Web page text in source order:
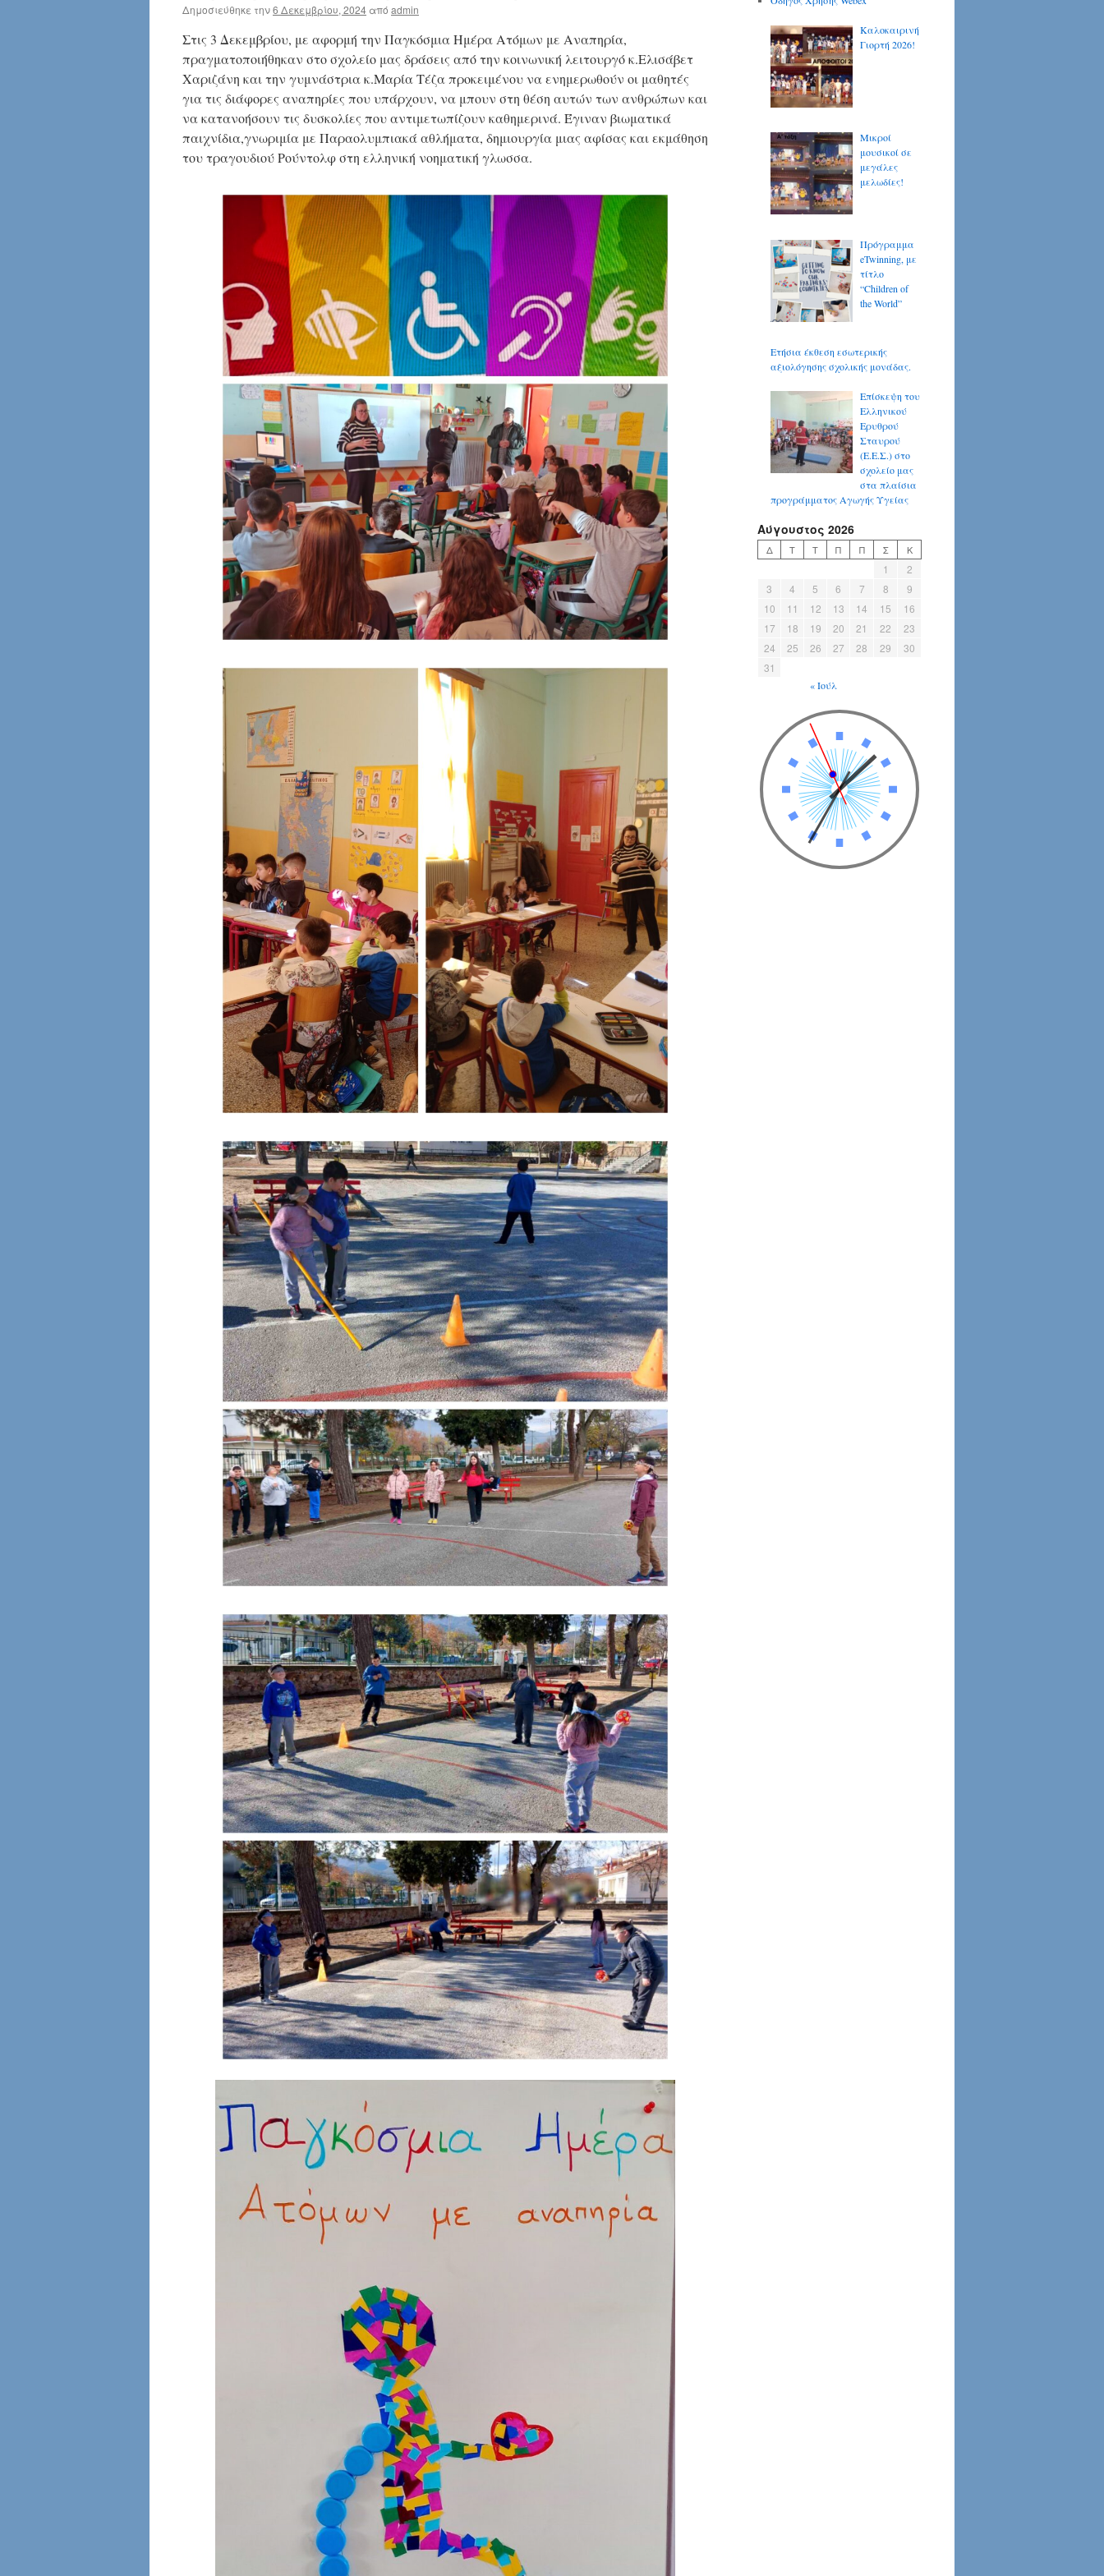
Δημοσιεύθηκε την6 Δεκεμβρίου, 2024 από admin
Στις 3 Δεκεμβρίου, με αφορμή την Παγκόσμια Ημέρα Ατόμων με Αναπηρία,
πραγματοποιήθηκαν στο σχολείο μας δράσεις από την κοινωνική λειτουργό κ.Ελισάβετ
Χαριζάνη και την γυμνάστρια κ.Μαρία Τέζα προκειμένου να ενημερωθούν οι μαθητές
για τις διάφορες αναπηρίες που υπάρχουν, να μπουν στη θέση αυτών των ανθρώπων και
να κατανοήσουν τις δυσκολίες που αντιμετωπίζουν καθημερινά. Έγιναν βιωματικά
παιχνίδια,γνωριμία με Παραολυμπιακά αθλήματα, δημιουργία μιας αφίσας και εκμάθηση
του τραγουδιού Ρούντολφ στη ελληνική νοηματική γλωσσα.
Καλοκαιρινή
Γιορτή 2026!
Μικροί
μουσικοί σε
μεγάλες
μελωδίες!
Πρόγραμμα
eTwinning, με
τίτλο
“Children of
the World”
Ετήσια έκθεση εσωτερικής
αξιολόγησης σχολικής μονάδας.
Επίσκεψη του
Ελληνικού
Ερυθρού
Σταυρού
(Ε.Ε.Σ.) στο
σχολείο μας
στα πλαίσια
προγράμματος Αγωγής Υγείας
Αύγουστος 2026
Δ Τ Τ Π Π Σ Κ
1
2
3
4 5 6 7 8
9
10
11 12 13 14 15
16
17
18 19 20 21 22
23
24
25 26 27 28 29
30
31
« Ιούλ